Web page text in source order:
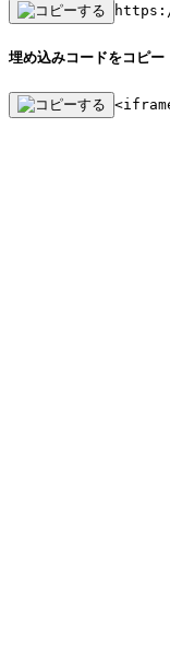
埋め込みコードをコピー